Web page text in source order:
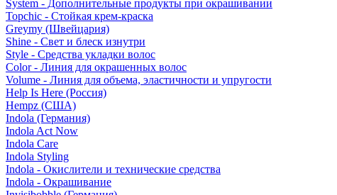
System - Дополнительные продукты при окрашивании
Topchic - Стойкая крем-краска
Greymy (Швейцария)
Shine - Свет и блеск изнутри
Style - Средства укладки волос
Color - Линия для окрашенных волос
Volume - Линия для объема, эластичности и упругости
Help Is Here (Россия)
Hempz (США)
Indola (Германия)
Indola Act Now
Indola Care
Indola Styling
Indola - Окислители и технические средства
Indola - Окрашивание